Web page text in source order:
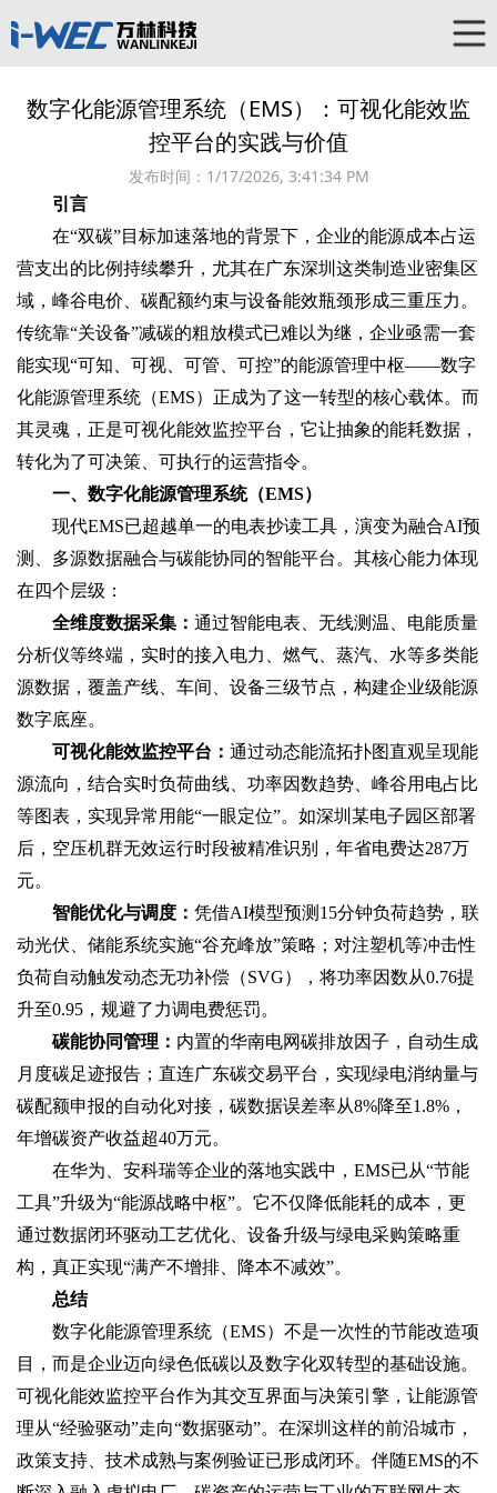
数字化能源管理系统（EMS）：可视化能效监
控平台的实践与价值‌
发布时间： 1/17/2026, 3:41:34 PM
引言‌
在“双碳”目标加速落地的背景下，企业的能源成本占运
营支出的比例持续攀升，尤其在广东深圳这类制造业密集区
域，峰谷电价、碳配额约束与设备能效瓶颈形成三重压力。
传统靠“关设备”减碳的粗放模式已难以为继，企业亟需一套
能实现“可知、可视、可管、可控”的能源管理中枢——数字
化能源管理系统（EMS）正成为了这一转型的核心载体。而
其灵魂，正是‌可视化能效监控平台‌，它让抽象的能耗数据，
转化为了可决策、可执行的运营指令。
一、数字化能源管理系统（EMS）‌
现代EMS已超越单一的电表抄读工具，演变为融合AI预
测、多源数据融合与碳能协同的智能平台。其核心能力体现
在四个层级：
全维度数据采集‌： 通过智能电表、无线测温、电能质量
分析仪等终端，实时的接入电力、燃气、蒸汽、水等多类能
源数据，覆盖产线、车间、设备三级节点，构建企业级能源
数字底座。
可视化能效监控平台‌： 通过动态‌能流拓扑图‌直观呈现能
源流向，结合实时负荷曲线、功率因数趋势、峰谷用电占比
等图表，实现异常用能“一眼定位”。如深圳某电子园区部署
后，空压机群无效运行时段被精准识别，年省电费达287万
元。
智能优化与调度‌： 凭借AI模型预测15分钟负荷趋势，联
动光伏、储能系统实施“谷充峰放”策略；对注塑机等冲击性
负荷自动触发动态无功补偿（SVG），将功率因数从0.76提
升至0.95，规避了力调电费惩罚。
碳能协同管理‌： 内置的华南电网碳排放因子，自动生成
月度碳足迹报告；直连广东碳交易平台，实现绿电消纳量与
碳配额申报的自动化对接，碳数据误差率从8%降至1.8%，
年增碳资产收益超40万元。
在华为、安科瑞等企业的落地实践中，EMS已从“节能
工具”升级为“能源战略中枢”。它不仅降低能耗的成本，更
通过数据闭环驱动工艺优化、设备升级与绿电采购策略重
构，真正实现“满产不增排、降本不减效”。
总结‌
数字化能源管理系统（EMS）不是一次性的节能改造项
目，而是企业迈向绿色低碳以及数字化双转型的基础设施。‌
可视化能效监控平台‌作为其交互界面与决策引擎，让能源管
理从“经验驱动”走向“数据驱动”。在深圳这样的前沿城市，
政策支持、技术成熟与案例验证已形成闭环。伴随EMS的不